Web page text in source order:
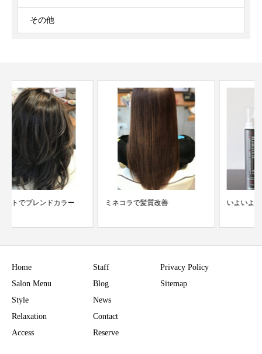
その他
ミネコラで髪質改善 いよいよ明日定期便販売
Home
Salon Menu
Style
Relaxation
Access
Staff
Blog
News
Contact
Reserve
Privacy Policy
Sitemap